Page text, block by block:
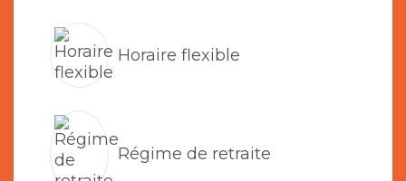
Horaire flexible
Régime de retraite